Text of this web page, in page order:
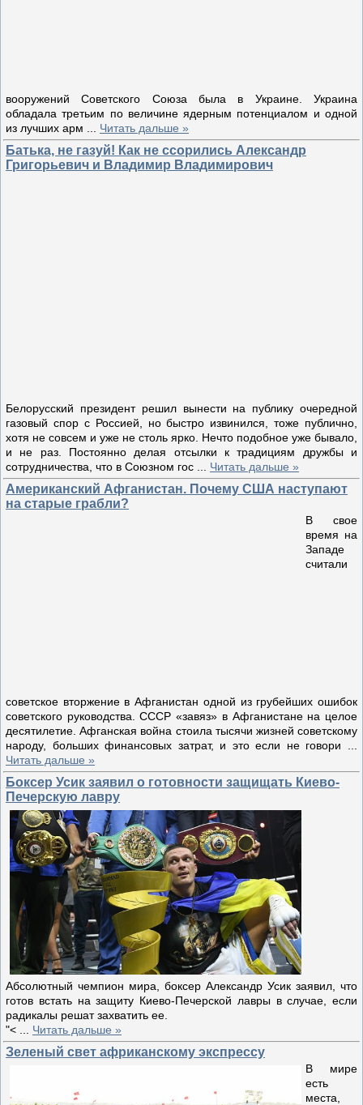
вооружений Советского Союза была в Украине. Украина
обладала третьим по величине ядерным потенциалом и одной
из лучших арм
Читать дальше »
Батька, не газуй! Как не ссорились Александр
Григорьевич и Владимир Владимирович
Белорусский президент решил вынести на публику очередной
газовый спор с Россией, но быстро извинился, тоже публично,
хотя не совсем и уже не столь ярко. Нечто подобное уже бывало,
и не раз. Постоянно делая отсылки к традициям дружбы и
сотрудничества, что в Союзном гос
Читать дальше »
Американский Афганистан. Почему США наступают
на старые грабли?
В свое
время на
Западе
считали
советское вторжение в Афганистан одной из грубейших ошибок
советского руководства. СССР «завяз» в Афганистане на целое
десятилетие. Афганская война стоила тысячи жизней советскому
народу, больших финансовых затрат, и это если не говори
Читать дальше »
Боксер Усик заявил о готовности защищать Киево-
Печерскую лавру
Абсолютный чемпион мира, боксер Александр Усик заявил, что
готов встать на защиту Киево-Печерской лавры в случае, если
радикалы решат захватить ее.
"<
Читать дальше »
Зеленый свет африканскому экспрессу
В мире
есть
места,